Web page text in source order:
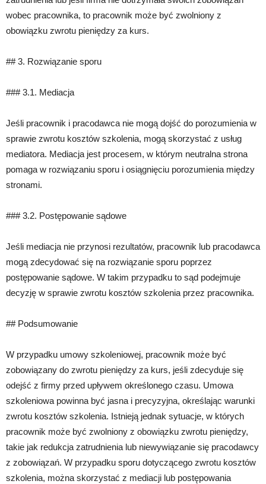
wobec pracownika, to pracownik może być zwolniony z
obowiązku zwrotu pieniędzy za kurs.
## 3. Rozwiązanie sporu
### 3.1. Mediacja
Jeśli pracownik i pracodawca nie mogą dojść do porozumienia w
sprawie zwrotu kosztów szkolenia, mogą skorzystać z usług
mediatora. Mediacja jest procesem, w którym neutralna strona
pomaga w rozwiązaniu sporu i osiągnięciu porozumienia między
stronami.
### 3.2. Postępowanie sądowe
Jeśli mediacja nie przynosi rezultatów, pracownik lub pracodawca
mogą zdecydować się na rozwiązanie sporu poprzez
postępowanie sądowe. W takim przypadku to sąd podejmuje
decyzję w sprawie zwrotu kosztów szkolenia przez pracownika.
## Podsumowanie
W przypadku umowy szkoleniowej, pracownik może być
zobowiązany do zwrotu pieniędzy za kurs, jeśli zdecyduje się
odejść z firmy przed upływem określonego czasu. Umowa
szkoleniowa powinna być jasna i precyzyjna, określając warunki
zwrotu kosztów szkolenia. Istnieją jednak sytuacje, w których
pracownik może być zwolniony z obowiązku zwrotu pieniędzy,
takie jak redukcja zatrudnienia lub niewywiązanie się pracodawcy
z zobowiązań. W przypadku sporu dotyczącego zwrotu kosztów
szkolenia, można skorzystać z mediacji lub postępowania